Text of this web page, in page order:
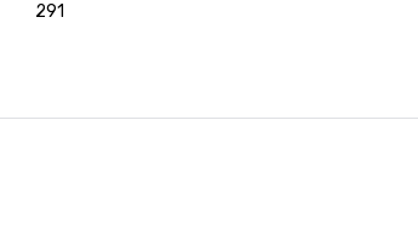
291